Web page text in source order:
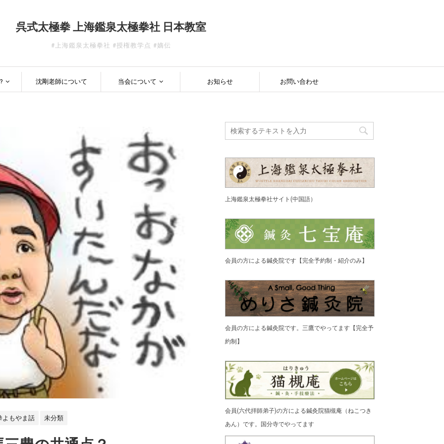
呉式太極拳 上海鑑泉太極拳社 日本教室
#上海鑑泉太極拳社 #授権教学点 #嫡伝
沈剛老師について 当会について お知らせ お問い合わせ
よもやま話 未分類
上海鑑泉太極拳社サイト(中国語）
会員の方による鍼灸院です【完全予約制・紹介のみ】
会員の方による鍼灸院です。三鷹でやってます【完全予
約制】
会員(六代拝師弟子)の方による鍼灸院猫槻庵（ねこつき
あん）です。国分寺でやってます